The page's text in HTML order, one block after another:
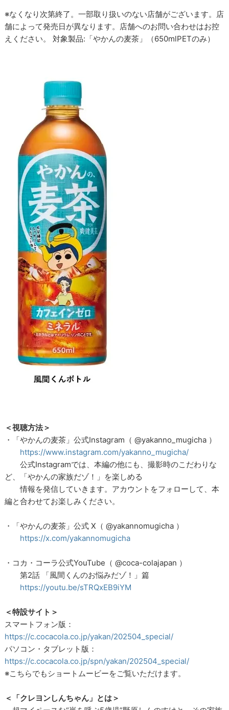
※なくなり次第終了。一部取り扱いのない店舗がございます。店
舗によって発売日が異なります。店舗へのお問い合わせはお控
えください。 対象製品:「やかんの麦茶」（650mlPETのみ）
＜視聴方法＞
・「やかんの麦茶」公式Instagram（ @yakanno_mugicha ）
https://www.instagram.com/yakanno_mugicha/
公式Instagramでは、本編の他にも、撮影時のこだわりな
ど、「やかんの家族だゾ！」を楽しめる
情報を発信していきます。アカウントをフォローして、本
編と合わせてお楽しみください。
・「やかんの麦茶」公式 X（ @yakannomugicha ）
https://x.com/yakannomugicha
・コカ・コーラ公式YouTube（ @coca-colajapan ）
第2話 「風間くんのお悩みだゾ！」篇
https://youtu.be/sTRQxEB9iYM
＜特設サイト＞
スマートフォン版：
https://c.cocacola.co.jp/yakan/202504_special/
パソコン・タブレット版：
https://c.cocacola.co.jp/spn/yakan/202504_special/
※こちらでもショートムービーをご覧いただけます。
＜「クレヨンしんちゃん」とは＞